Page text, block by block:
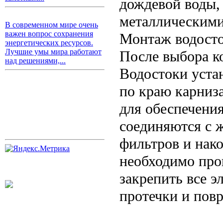
В современном мире очень
важен вопрос сохранения
энергетических ресурсов.
Лучшие умы мира работают
над решениями,...
дождевой
Монтаж
После выбора
Водостоки
по краю
для
соединяются с
фильтров и
необходимо
закрепить все
протечки и